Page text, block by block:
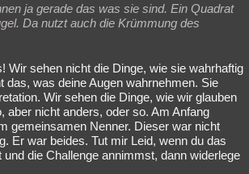
ja gerade das was sie sind. Ein Quadrat
Da nutzt auch die Krümmung des
Wir sehen nicht die Dinge, wie sie wahrhaftig
das, was deine Augen wahrnehmen. Sie
Wir sehen die Dinge, wie wir glauben
aber nicht anders, oder so. Am Anfang
gemeinsamen Nenner. Dieser war nicht
Er war beides. Tut mir Leid, wenn du das
die Challenge annimmst, dann widerlege